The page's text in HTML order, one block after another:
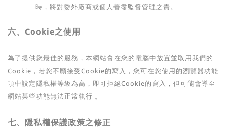
時，將對委外廠商或個人善盡監督管理之責。
六、Cookie之使用
為了提供您最佳的服務，本網站會在您的電腦中放置並取用我們的
Cookie，若您不願接受Cookie的寫入，您可在您使用的瀏覽器功能
項中設定隱私權等級為高，即可拒絕Cookie的寫入，但可能會導至
網站某些功能無法正常執行 。
七、隱私權保護政策之修正